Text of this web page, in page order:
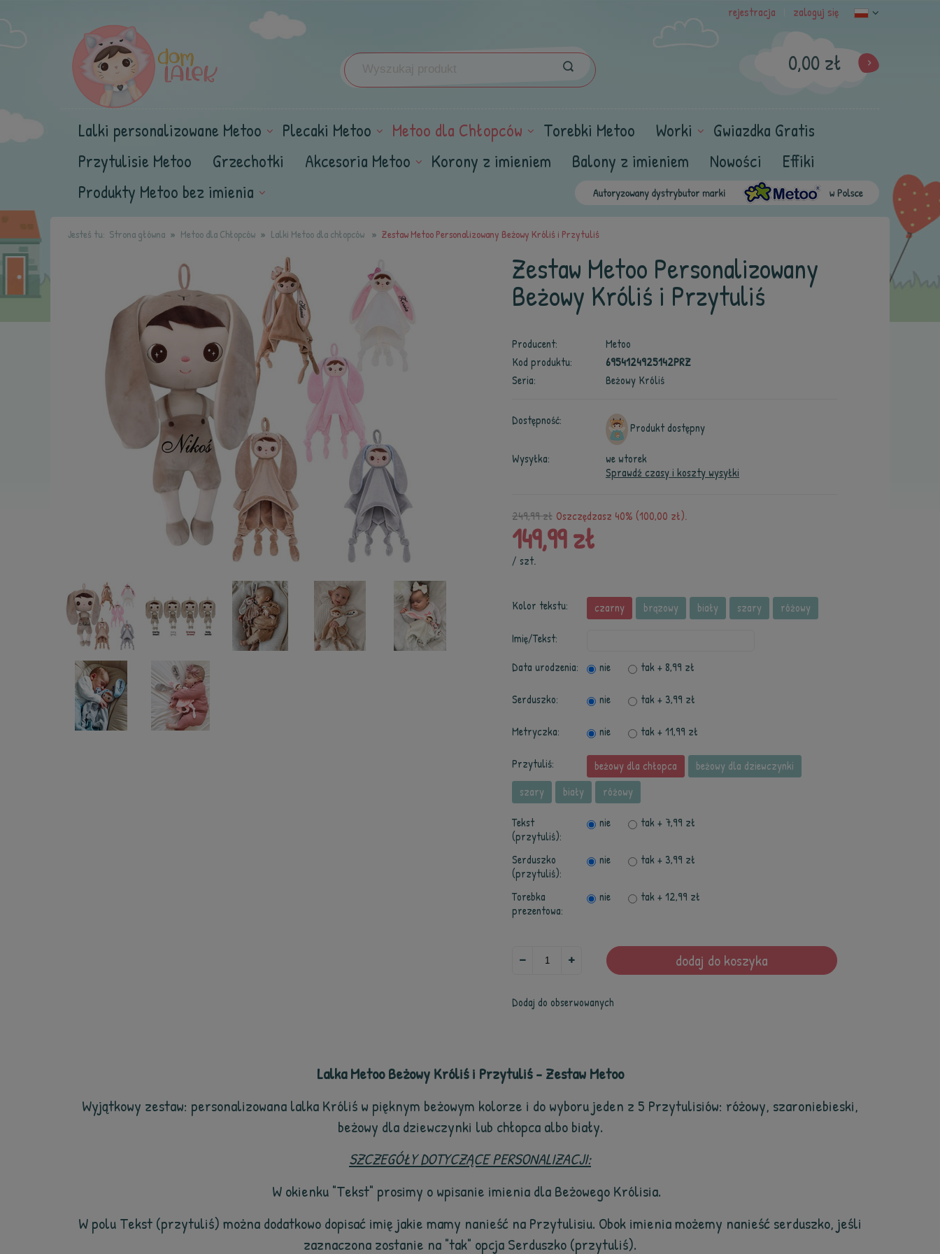
rejestracja zaloguj się
0,00 zł
Lalki personalizowane Metoo Plecaki Metoo Metoo dla Chłopców Torebki Metoo Worki
Gwiazdka Gratis
Przytulisie Metoo
Grzechotki Akcesoria Metoo Korony z imieniem Balony z imieniem Nowości
Effiki
Produkty Metoo bez imienia
Jesteś tu: Strona główna Metoo dla Chłopców Lalki Metoo dla chłopców Zestaw Metoo Personalizowany Beżowy Króliś i Przytuliś
Zestaw Metoo Personalizowany
Beżowy Króliś i Przytuliś
Producent:
Metoo
Kod produktu:
6954124925142PRZ
Seria:
Beżowy Króliś
Dostępność:
Produkt dostępny
Wysyłka:
we wtorek
Sprawdź czasy i koszty wysyłki
249,99 zł Oszczędzasz 40% (100,00 zł).
149,99 zł
/ szt.
Kolor tekstu: czarny brązowy biały szary różowy
Imię/Tekst:
Data urodzenia:
nie tak + 8,99 zł
Serduszko: nie tak + 3,99 zł
Metryczka: nie tak + 11,99 zł
Przytuliś: beżowy dla chłopca
beżowy dla dziewczynki
szary
biały różowy
Tekst
(przytuliś):
nie tak + 7,99 zł
Serduszko
(przytuliś):
nie tak + 3,99 zł
Torebka
prezentowa:
nie tak + 12,99 zł
dodaj do koszyka
Dodaj do obserwowanych
Lalka Metoo Beżowy Króliś i Przytuliś - Zestaw Metoo
Wyjątkowy zestaw: personalizowana lalka Króliś w pięknym beżowym kolorze i do wyboru jeden z 5 Przytulisiów: różowy, szaroniebieski,
beżowy dla dziewczynki lub chłopca albo biały.
SZCZEGÓŁY DOTYCZĄCE PERSONALIZACJI:
W okienku "Tekst" prosimy o wpisanie imienia dla Beżowego Królisia.
W polu Tekst (przytuliś) można dodatkowo dopisać imię jakie mamy nanieść na Przytulisiu. Obok imienia możemy nanieść serduszko, jeśli
zaznaczona zostanie na "tak" opcja Serduszko (przytuliś).